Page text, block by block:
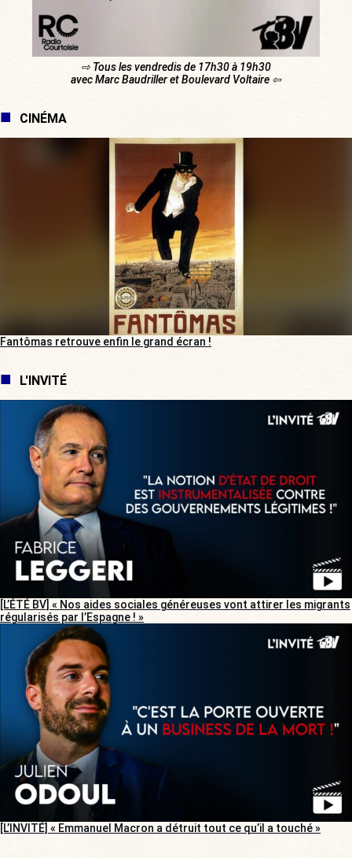
⇨ Tous les vendredis de 17h30 à 19h30
avec Marc Baudriller et Boulevard Voltaire ⇦
CINÉMA
Fantômas retrouve enfin le grand écran !
L'INVITÉ
[L’ÉTÉ BV] « Nos aides sociales généreuses vont attirer les migrants
régularisés par l’Espagne ! »
[L’INVITÉ] « Emmanuel Macron a détruit tout ce qu’il a touché »